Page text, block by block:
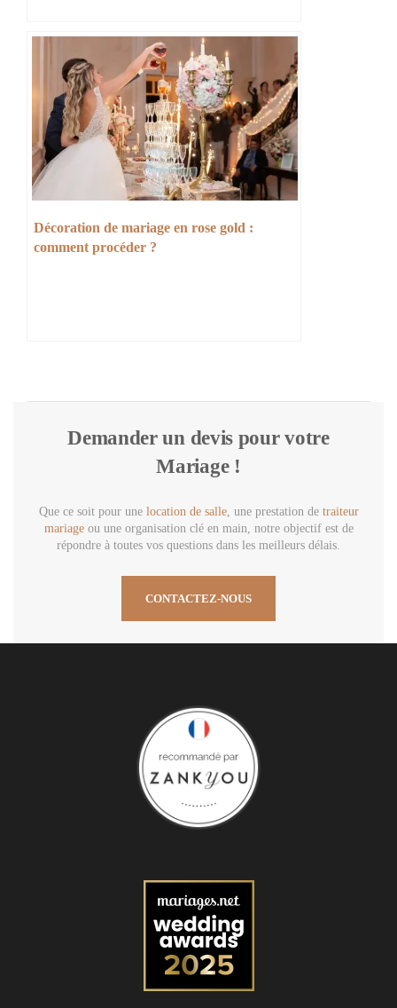
Décoration de mariage en rose gold :
comment procéder ?
Demander un devis pour votre
Mariage !
Que ce soit pour une location de salle, une prestation de traiteur
mariageou une organisation clé en main, notre objectif est de
répondre à toutes vos questions dans les meilleurs délais.
CONTACTEZ-NOUS